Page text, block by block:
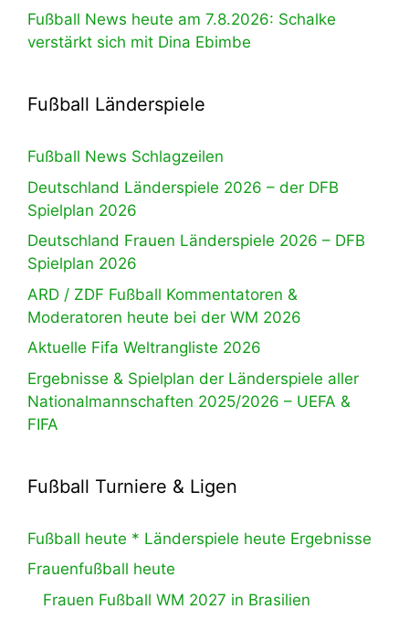
Fußball News heute am 7.8.2026: Schalke
verstärkt sich mit Dina Ebimbe
Fußball Länderspiele
Fußball News Schlagzeilen
Deutschland Länderspiele 2026 – der DFB
Spielplan 2026
Deutschland Frauen Länderspiele 2026 – DFB
Spielplan 2026
ARD / ZDF Fußball Kommentatoren &
Moderatoren heute bei der WM 2026
Aktuelle Fifa Weltrangliste 2026
Ergebnisse & Spielplan der Länderspiele aller
Nationalmannschaften 2025/2026 – UEFA &
FIFA
Fußball Turniere & Ligen
Fußball heute * Länderspiele heute Ergebnisse
Frauenfußball heute
Frauen Fußball WM 2027 in Brasilien